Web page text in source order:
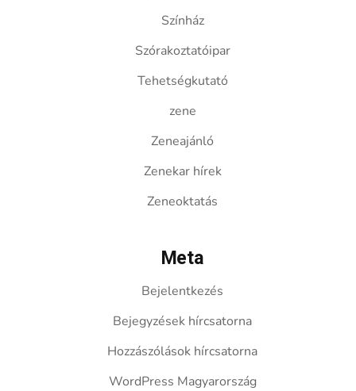
Színház
Szórakoztatóipar
Tehetségkutató
zene
Zeneajánló
Zenekar hírek
Zeneoktatás
Meta
Bejelentkezés
Bejegyzések hírcsatorna
Hozzászólások hírcsatorna
WordPress Magyarország